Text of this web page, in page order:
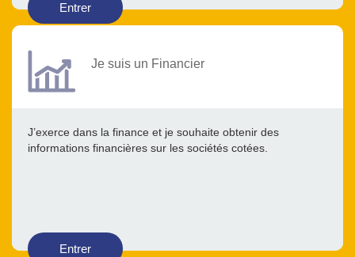
Entrer
Je suis un Financier
J’exerce dans la finance et je souhaite obtenir des
informations financières sur les sociétés cotées.
Entrer